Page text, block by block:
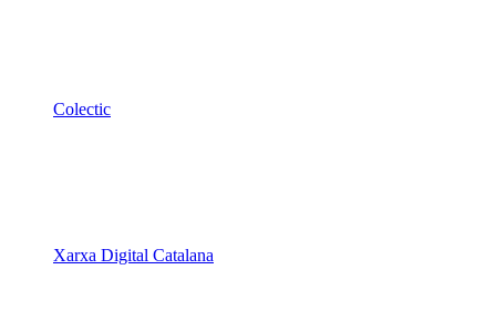
Colectic
Xarxa Digital Catalana